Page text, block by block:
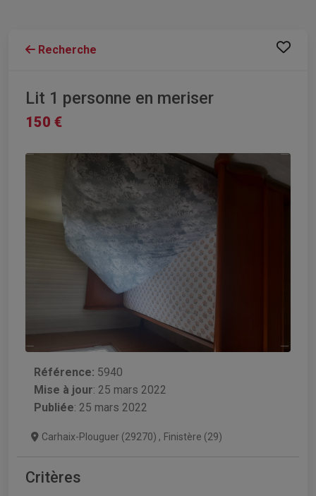
Recherche
Lit 1 personne en meriser
150 €
Référence: 5940
Mise à jour: 25 mars 2022
Publiée: 25 mars 2022
Carhaix-Plouguer (29270) , Finistère (29)
Critères